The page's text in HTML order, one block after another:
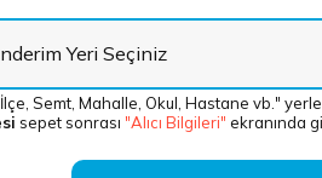
Semt, Mahalle, Okul, Hastane vb."
sepet sonrası "Alıcı Bilgileri" ekranında